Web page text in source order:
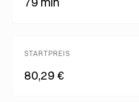
STARTPREIS
80,29 €